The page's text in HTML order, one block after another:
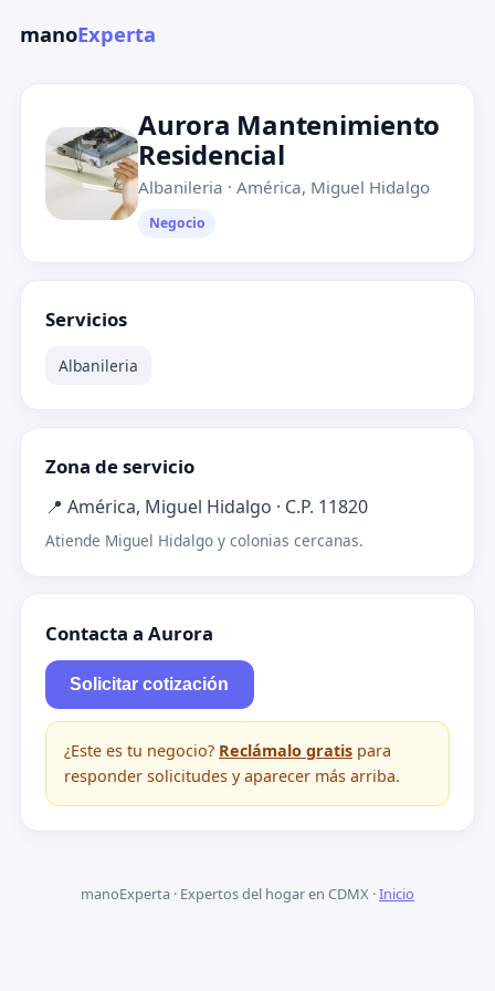
manoExperta
Aurora Mantenimiento
Residencial
Albanileria · América, Miguel Hidalgo
Negocio
Servicios
Albanileria
Zona de servicio
📍 América, Miguel Hidalgo · C.P. 11820
Atiende Miguel Hidalgo y colonias cercanas.
Contacta a Aurora
Solicitar cotización
¿Este es tu negocio? Reclámalo gratispara
responder solicitudes y aparecer más arriba.
manoExperta · Expertos del hogar en CDMX ·Inicio